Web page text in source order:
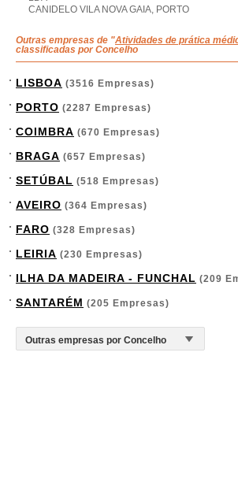
CANIDELO VILA NOVA GAIA, PORTO
Outras empresas de "Atividades de prática
classificadas por Concelho
LISBOA (3516 Empresas)
PORTO (2287 Empresas)
COIMBRA (670 Empresas)
BRAGA (657 Empresas)
SETÚBAL (518 Empresas)
AVEIRO (364 Empresas)
FARO (328 Empresas)
LEIRIA (230 Empresas)
ILHA DA MADEIRA - FUNCHAL (209
SANTARÉM (205 Empresas)